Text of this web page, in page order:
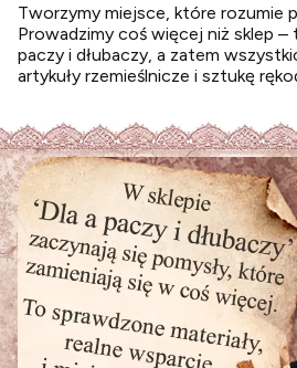
Tworzymy miejsce, które rozumie
Prowadzimy coś więcej niż sklep –
paczy i dłubaczy, a zatem
artykuły rzemieślnicze i sztukę